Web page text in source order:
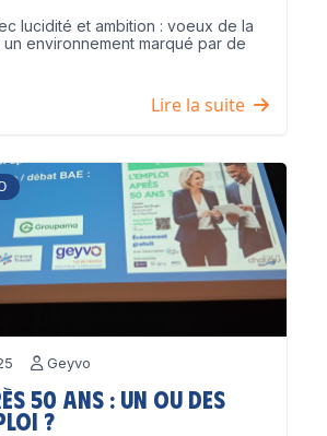
lucidité et ambition : voeux de la
un environnement marqué par de
Lire la suite
Geyvo
50 ans : un ou des
?